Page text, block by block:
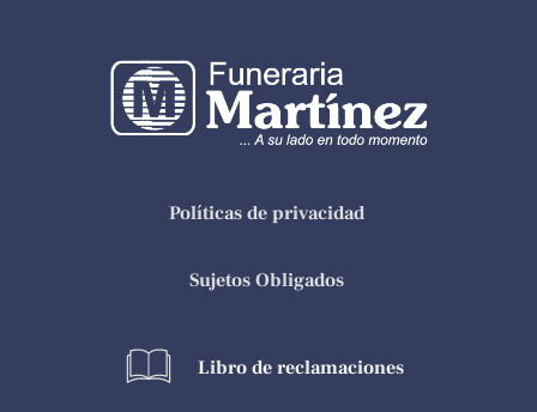
Políticas de privacidad
Sujetos Obligados
Libro de reclamaciones